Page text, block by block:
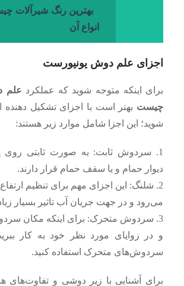
بهترین رنگ شیرآلات
انواع آن
اجزای علم دوش یونیورست
برای اینکه متوجه شوید که عملکرد علم
چیست بهتر است با اجزای تشکیل دهنده
شوید؛ این اجزا شامل موارد زیر هستند:
1. سردوش ثابت: به صورت ثابتی روی
دیوار حمام و یا سقف حمام قرار دارند.
2. شلنگ: این اجزای مهم برای تنظیم
می‌رود و در جهت جریان آب تاثیر بسیار
3. سردوش متحرک: برای اینکه مکان
و در زوایای مورد نظر خود به کار
سردوش‌های متحرک استفاده کنید.
برای آشنایی با زیر دوشی و تفاوت‌های